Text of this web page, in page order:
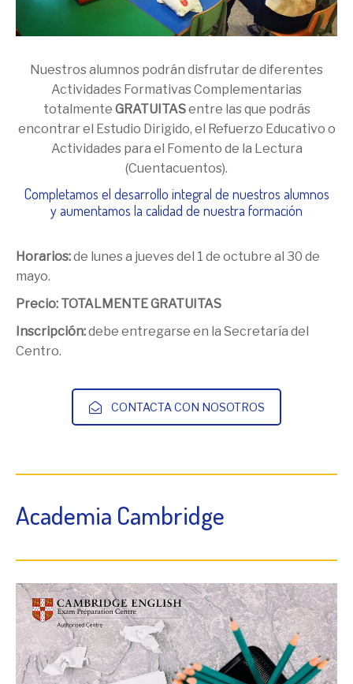
Nuestros alumnos podrán disfrutar de diferentes
Actividades Formativas Complementarias
totalmente GRATUITASentre las que podrás
encontrar el Estudio Dirigido, el Refuerzo Educativo o
Actividades para el Fomento de la Lectura
(Cuentacuentos).
Completamos el desarrollo integral de nuestros alumnos
y aumentamos la calidad de nuestra formación
Horarios:de lunes a jueves del 1 de octubre al 30 de
mayo.
Precio: TOTALMENTE GRATUITAS
Inscripción:debe entregarse en la Secretaría del
Centro.
CONTACTA CON NOSOTROS
Academia Cambridge